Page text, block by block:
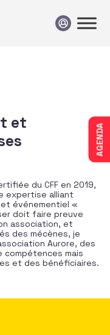
AGENDA
et
du CFF en 2019,
expertise alliant
événementiel «
doit faire preuve
association, et
des mécènes, je
Aurore, des
compétences mais
et des bénéficiaires.